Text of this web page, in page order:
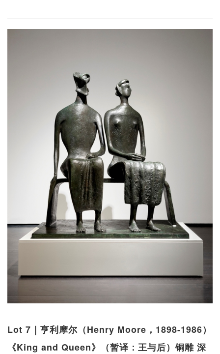
Lot 7｜亨利摩尔（Henry Moore，1898-1986）
《King and Queen》（暂译：王与后）铜雕 深